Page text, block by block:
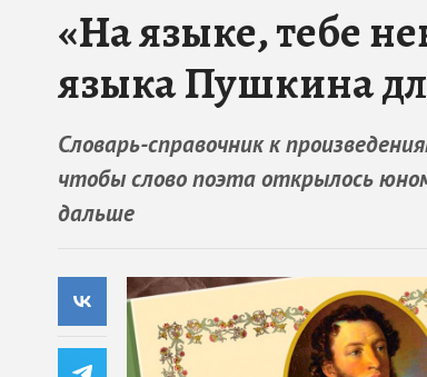
«На языке, тебе
языка Пушкина
Словарь-справочник к
чтобы слово поэта открылось
дальше